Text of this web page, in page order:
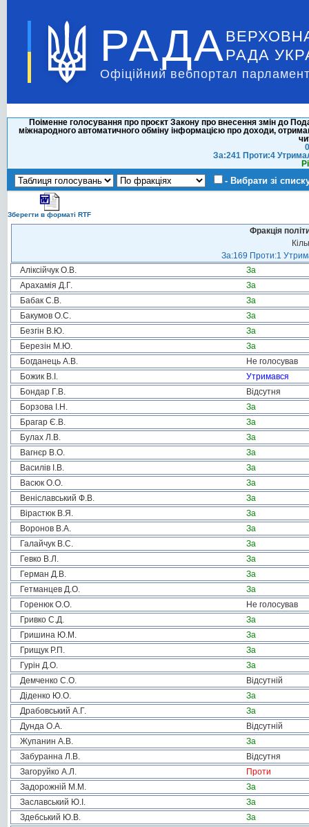
РАДА РАДА
Офіційний вебпортал
Поіменне голосування про проєкт Закону про внесення змін до
міжнародного автоматичного обміну інформацією про доходи,
За:241 Проти:4
- Вибрати зі
Зберегти в форматі RTF
Фракція
За:169 Проти:1
Аліксійчук О.В.
За
Арахамія Д.Г.
За
Бабак С.В.
За
Бакумов О.С.
За
Безгін В.Ю.
За
Березін М.Ю.
За
Богданець А.В.
Не голосував
Божик В.І.
Утримався
Бондар Г.В.
Відсутня
Борзова І.Н.
За
Брагар Є.В.
За
Булах Л.В.
За
Вагнєр В.О.
За
Василів І.В.
За
Васюк О.О.
За
Веніславський Ф.В.
За
Вірастюк В.Я.
За
Воронов В.А.
За
Галайчук В.С.
За
Гевко В.Л.
За
Герман Д.В.
За
Гетманцев Д.О.
За
Горенюк О.О.
Не голосував
Гривко С.Д.
За
Гришина Ю.М.
За
Грищук Р.П.
За
Гурін Д.О.
За
Демченко С.О.
Відсутній
Діденко Ю.О.
За
Драбовський А.Г.
За
Дунда О.А.
Відсутній
Жупанин А.В.
За
Забуранна Л.В.
Відсутня
Загоруйко А.Л.
Проти
Задорожній М.М.
За
Заславський Ю.І.
За
Здебський Ю.В.
За